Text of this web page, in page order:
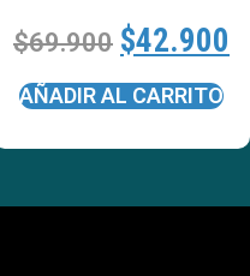
$69.900 $42.900
AÑADIR AL CARRITO